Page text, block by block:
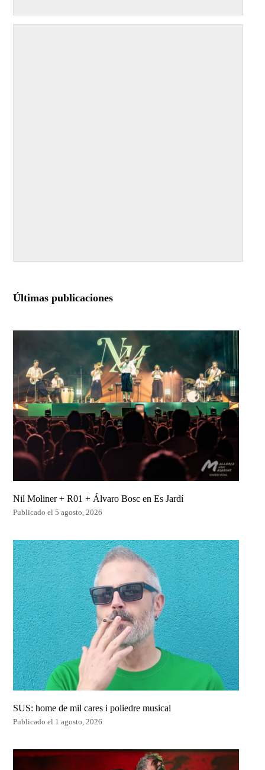
Últimas publicaciones
Nil Moliner + R01 + Álvaro Bosc en Es Jardí
Publicado el 5 agosto, 2026
SUS: home de mil cares i poliedre musical
Publicado el 1 agosto, 2026